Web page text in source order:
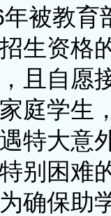
被教育
生资格
且自愿
庭学生
特大意
别困难
确保助